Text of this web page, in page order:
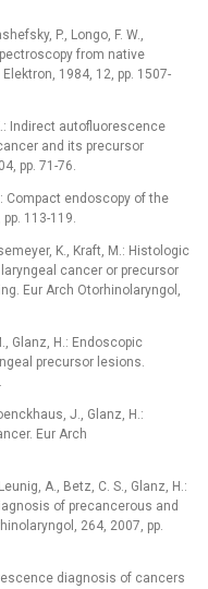
P., Longo, F. W.,
from native
1984, 12, pp. 1507-
Indirect autofluorescence
and its precursor
pp. 71-76.
Compact endoscopy of the
113-119.
K., Kraft, M.: Histologic
cancer or precursor
Eur Arch Otorhinolaryngol,
Glanz, H.: Endoscopic
precursor lesions.
J., Glanz, H.:
Eur Arch
A., Betz, C. S., Glanz, H.:
of precancerous and
264, 2007, pp.
diagnosis of cancers